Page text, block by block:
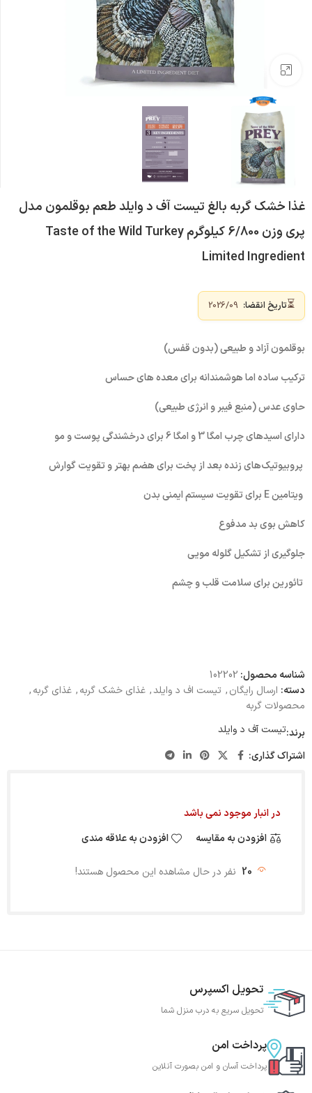
بزرگنمایی تصویر
غذا خشک گربه بالغ تیست آف د وایلد طعم بوقلمون مدل
پری وزن 6/800 کیلوگرم Taste of the Wild Turkey
Limited Ingredient
⏳تاریخ انقضا:
بوقلمون آزاد و طبیعی (بدون قفس)
ترکیب ساده اما هوشمندانه برای معده های حساس
حاوی عدس (منبع فیبر و انرژی طبیعی)
دارای اسیدهای چرب امگا 3 و امگا 6 برای درخشندگی پوست و مو
پروبیوتیک‌های زنده بعد از پخت برای هضم بهتر و تقویت گوارش
ویتامین E برای تقویت سیستم ایمنی بدن
کاهش بوی بد مدفوع
جلوگیری از تشکیل گلوله مویی
تائورین برای سلامت قلب و چشم
شناسه محصول: 102202
دسته: ارسال رایگان, تیست اف د وایلد, غذای خشک گربه, غذای گربه,
محصولات گربه
برند:تیست آف د وایلد
اشتراک گذاری:
در انبار موجود نمی باشد
افزودن به مقایسه
افزودن به علاقه مندی
20 نفر در حال مشاهده این محصول هستند!
تحویل اکسپرس
تحویل سریع به درب منزل شما
پرداخت امن
پرداخت آسان و امن بصورت آنلاین